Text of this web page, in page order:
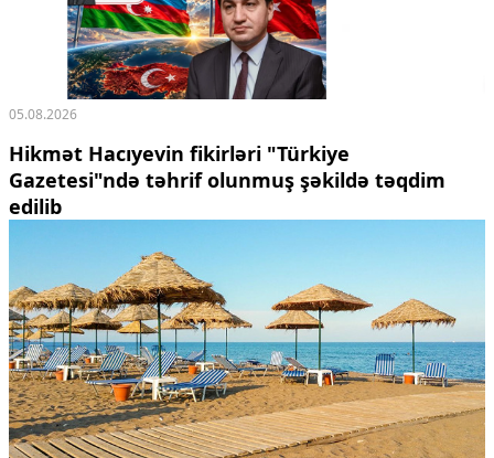
05.08.2026
Hikmət Hacıyevin fikirləri "Türkiye
Gazetesi"ndə təhrif olunmuş şəkildə təqdim
edilib